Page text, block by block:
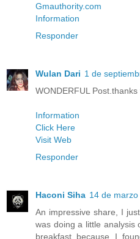
Gmauthority.com
Information
Responder
Wulan Dari 1 de
WONDERFUL
Information
Click Here
Visit Web
Responder
Haconi Siha 14 de marzo
An impressive share, I
was doing a little analysis
breakfast because I